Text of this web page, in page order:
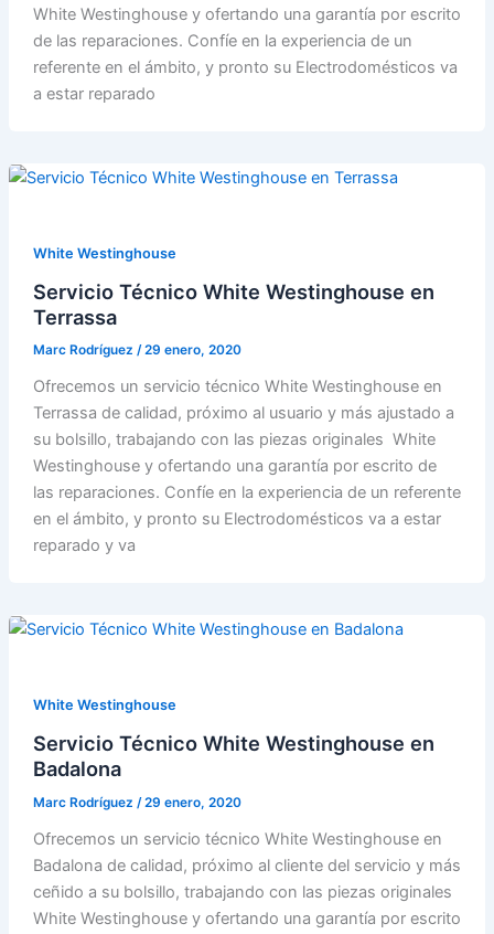
White Westinghouse y ofertando una garantía por escrito
de las reparaciones. Confíe en la experiencia de un
referente en el ámbito, y pronto su Electrodomésticos va
a estar reparado
White Westinghouse
Servicio Técnico White Westinghouse en
Terrassa
Marc Rodríguez /29 enero, 2020
Ofrecemos un servicio técnico White Westinghouse en
Terrassa de calidad, próximo al usuario y más ajustado a
su bolsillo, trabajando con las piezas originales White
Westinghouse y ofertando una garantía por escrito de
las reparaciones. Confíe en la experiencia de un referente
en el ámbito, y pronto su Electrodomésticos va a estar
reparado y va
White Westinghouse
Servicio Técnico White Westinghouse en
Badalona
Marc Rodríguez /29 enero, 2020
Ofrecemos un servicio técnico White Westinghouse en
Badalona de calidad, próximo al cliente del servicio y más
ceñido a su bolsillo, trabajando con las piezas originales
White Westinghouse y ofertando una garantía por escrito